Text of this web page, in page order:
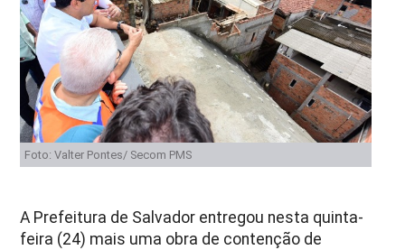
Foto: Valter Pontes/ Secom PMS
A Prefeitura de Salvador entregou nesta quinta-
feira (24) mais uma obra de contenção de